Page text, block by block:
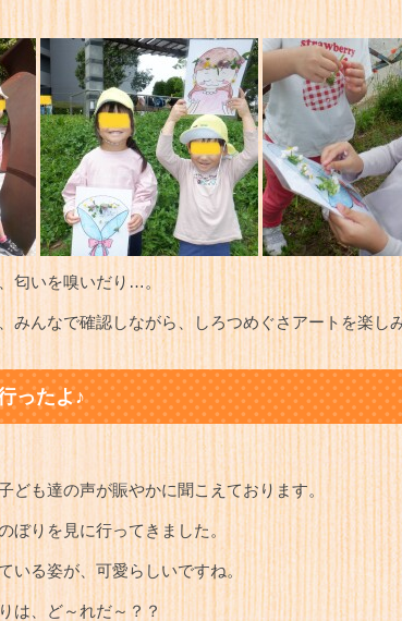
匂いを嗅いだり…。
みんなで確認しながら、しろつめぐさアートを楽し
ったよ♪
ども達の声が賑やかに聞こえております。
ぼりを見に行ってきました。
いる姿が、可愛らしいですね。
は、ど～れだ～？？